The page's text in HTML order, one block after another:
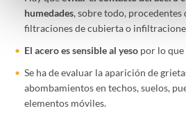
humedades, sobre todo, procedentes
filtraciones de cubierta o
El acero es sensible al yeso por lo que
Se ha de evaluar la aparición de
abombamientos en techos, suelos,
elementos móviles.